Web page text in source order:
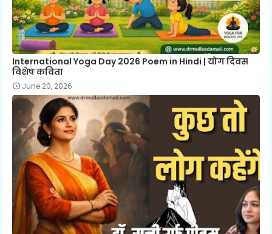
International Yoga Day 2026 Poem in Hindi | योग दिवस
विशेष कविता
June 20, 2026